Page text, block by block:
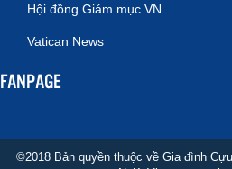
Hội đồng Giám mục VN
Vatican News
FANPAGE
©2018 Bản quyền thuộc về Gia đình